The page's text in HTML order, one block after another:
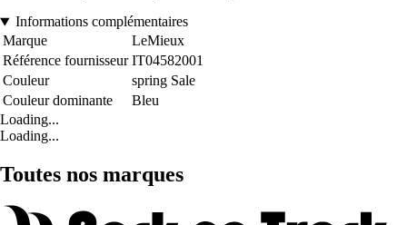
Informations complémentaires
Marque
LeMieux
Référence fournisseur IT04582001
Couleur
spring Sale
Couleur dominante
Bleu
Loading...
Loading...
Toutes nos marques